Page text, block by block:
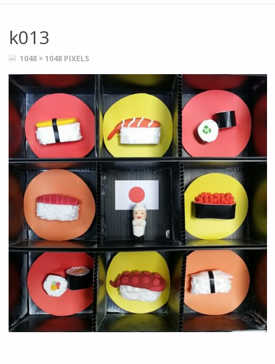
k013
FULL1048 × 1048 PIXELS